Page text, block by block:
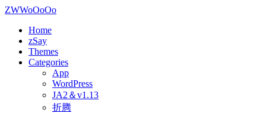
ZWWoOoOo
Home
zSay
Themes
Categories
App
WordPress
JA2＆v1.13
折腾